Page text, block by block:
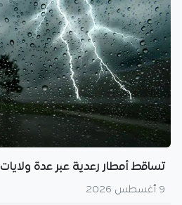
تساقط أمطار رعدية عبر عدة ولايات
9 أغسطس 2026